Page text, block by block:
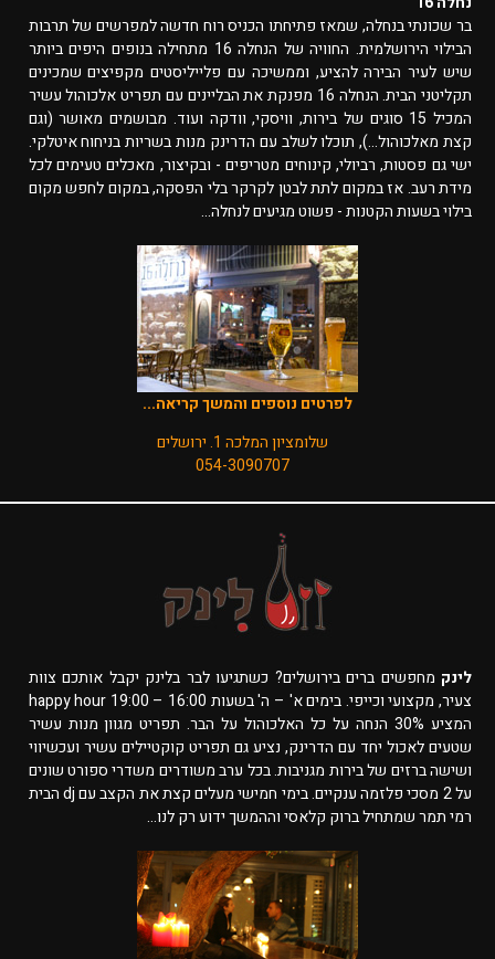
בר שכונתי בנחלה, שמאז פתיחתו הכניס רוח חדשה למפרשים של תרבות
הבילוי הירושלמית. החוויה של הנחלה 16 מתחילה בנופים היפים ביותר
שיש לעיר הבירה להציע, וממשיכה עם פלייליסטים מקפיצים שמכינים
תקליטני הבית. הנחלה 16 מפנקת את הבליינים עם תפריט אלכוהול עשיר
המכיל 15 סוגים של בירות, וויסקי, וודקה ועוד. מבושמים מאושר (וגם
קצת מאלכוהול...), תוכלו לשלב עם הדרינק מנות בשריות בניחוח איטלקי.
ישי גם פסטות, רביולי, קינוחים מטריפים - ובקיצור, מאכלים טעימים לכל
מידת רעב. אז במקום לתת לבטן לקרקר בלי הפסקה, במקום לחפש מקום
בילוי בשעות הקטנות - פשוט מגיעים לנחלה...
לפרטים נוספים והמשך קריאה...
שלומציון המלכה 1. ירושלים
054-3090707
לינק מחפשים ברים בירושלים? כשתגיעו לבר בלינק יקבל אותכם צוות
צעיר, מקצועי וכייפי. בימים א' – ה' בשעות 16:00 – 19:00 happy hour
המציע 30% הנחה על כל האלכוהול על הבר. תפריט מגוון מנות עשיר
שטעים לאכול יחד עם הדרינק, נציע גם תפריט קוקטיילים עשיר ועכשיווי
ושישה ברזים של בירות מגניבות. בכל ערב משודרים משדרי ספורט שונים
על 2 מסכי פלזמה ענקיים. בימי חמישי מעלים קצת את הקצב עם dj הבית
רמי תמר שמתחיל ברוק קלאסי וההמשך ידוע רק לנו...